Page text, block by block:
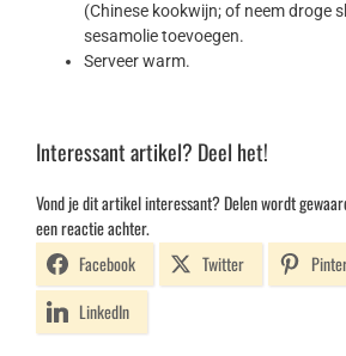
(Chinese kookwijn; of neem droge
sesamolie toevoegen.
Serveer warm.
Interessant artikel? Deel het!
Vond je dit artikel interessant? Delen wordt
een reactie achter.
Facebook
Twitter
LinkedIn